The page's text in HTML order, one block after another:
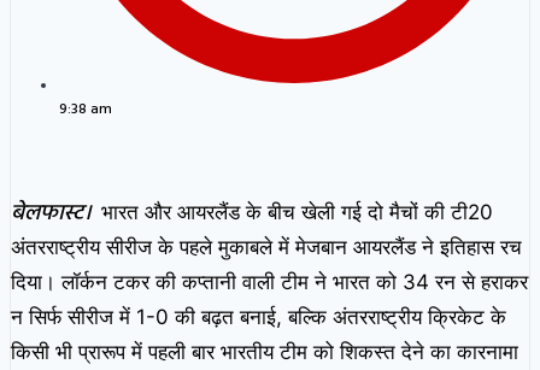
9:38 am
बेलफास्ट। भारत और आयरलैंड के बीच खेली गई दो मैचों की टी20
अंतरराष्ट्रीय सीरीज के पहले मुकाबले में मेजबान आयरलैंड ने इतिहास रच
दिया। लॉर्कन टकर की कप्तानी वाली टीम ने भारत को 34 रन से हराकर
न सिर्फ सीरीज में 1-0 की बढ़त बनाई, बल्कि अंतरराष्ट्रीय क्रिकेट के
किसी भी प्रारूप में पहली बार भारतीय टीम को शिकस्त देने का कारनामा